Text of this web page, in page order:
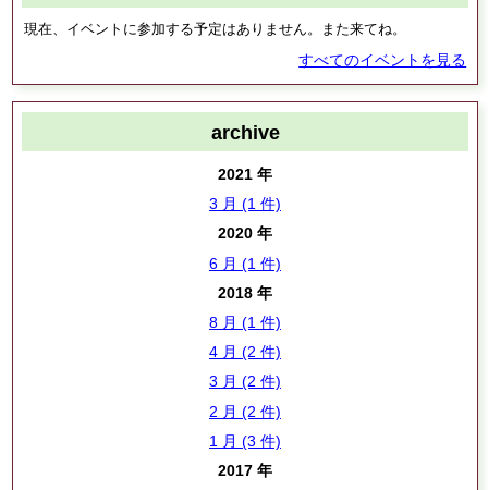
現在、イベントに参加する予定はありません。また来てね。
すべてのイベントを見る
archive
2021 年
3 月 (1 件)
2020 年
6 月 (1 件)
2018 年
8 月 (1 件)
4 月 (2 件)
3 月 (2 件)
2 月 (2 件)
1 月 (3 件)
2017 年